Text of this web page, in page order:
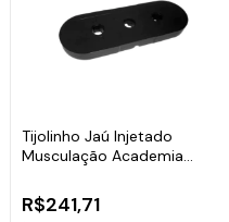
Tijolinho Jaú Injetado
Musculação Academia
R$241,71